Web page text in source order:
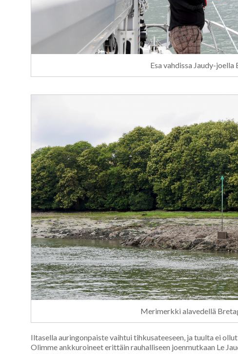
Esa vahdissa Jaudy-joella
Merimerkki alavedellä
Iltasella auringonpaiste vaihtui tihkusateeseen, ja tuulta ei ollut
Olimme ankkuroineet erittäin rauhalliseen joenmutkaan Le